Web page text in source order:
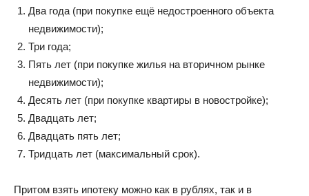
Два года (при покупке ещё недостроенного объекта
недвижимости);
Три года;
Пять лет (при покупке жилья на вторичном рынке
недвижимости);
Десять лет (при покупке квартиры в новостройке);
Двадцать лет;
Двадцать пять лет;
Тридцать лет (максимальный срок).
Притом взять ипотеку можно как в рублях, так и в